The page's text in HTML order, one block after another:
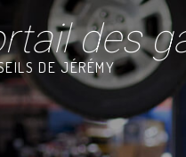
des
DE JÉRÉMY